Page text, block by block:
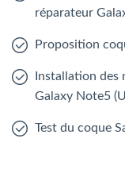
réparateur
Proposition
Installation des
Galaxy Note5
Test du coque